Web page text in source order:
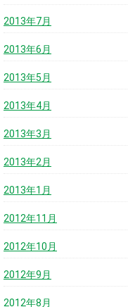
2013年7月
2013年6月
2013年5月
2013年4月
2013年3月
2013年2月
2013年1月
2012年11月
2012年10月
2012年9月
2012年8月